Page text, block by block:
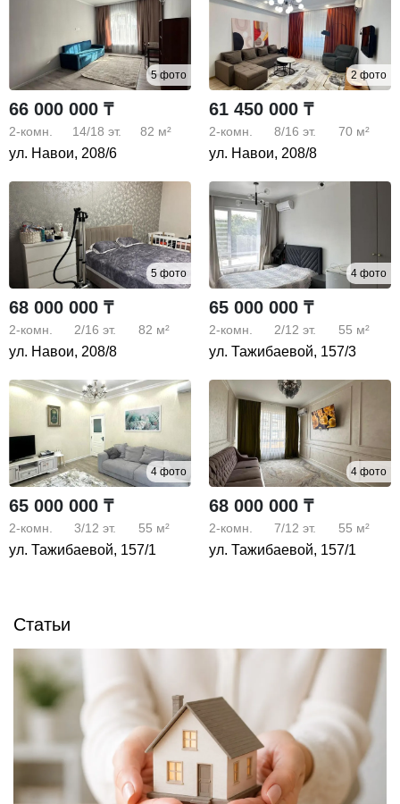
5 фото
66 000 000 ₸
2-комн. 14/18 эт. 82 м²
ул. Навои, 208/6
2 фото
61 450 000 ₸
2-комн. 8/16 эт. 70 м²
ул. Навои, 208/8
5 фото
68 000 000 ₸
2-комн. 2/16 эт. 82 м²
ул. Навои, 208/8
4 фото
65 000 000 ₸
2-комн. 2/12 эт. 55 м²
ул. Тажибаевой, 157/3
4 фото
65 000 000 ₸
2-комн. 3/12 эт. 55 м²
ул. Тажибаевой, 157/1
4 фото
68 000 000 ₸
2-комн. 7/12 эт. 55 м²
ул. Тажибаевой, 157/1
Статьи